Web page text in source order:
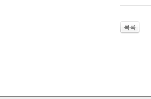
목록